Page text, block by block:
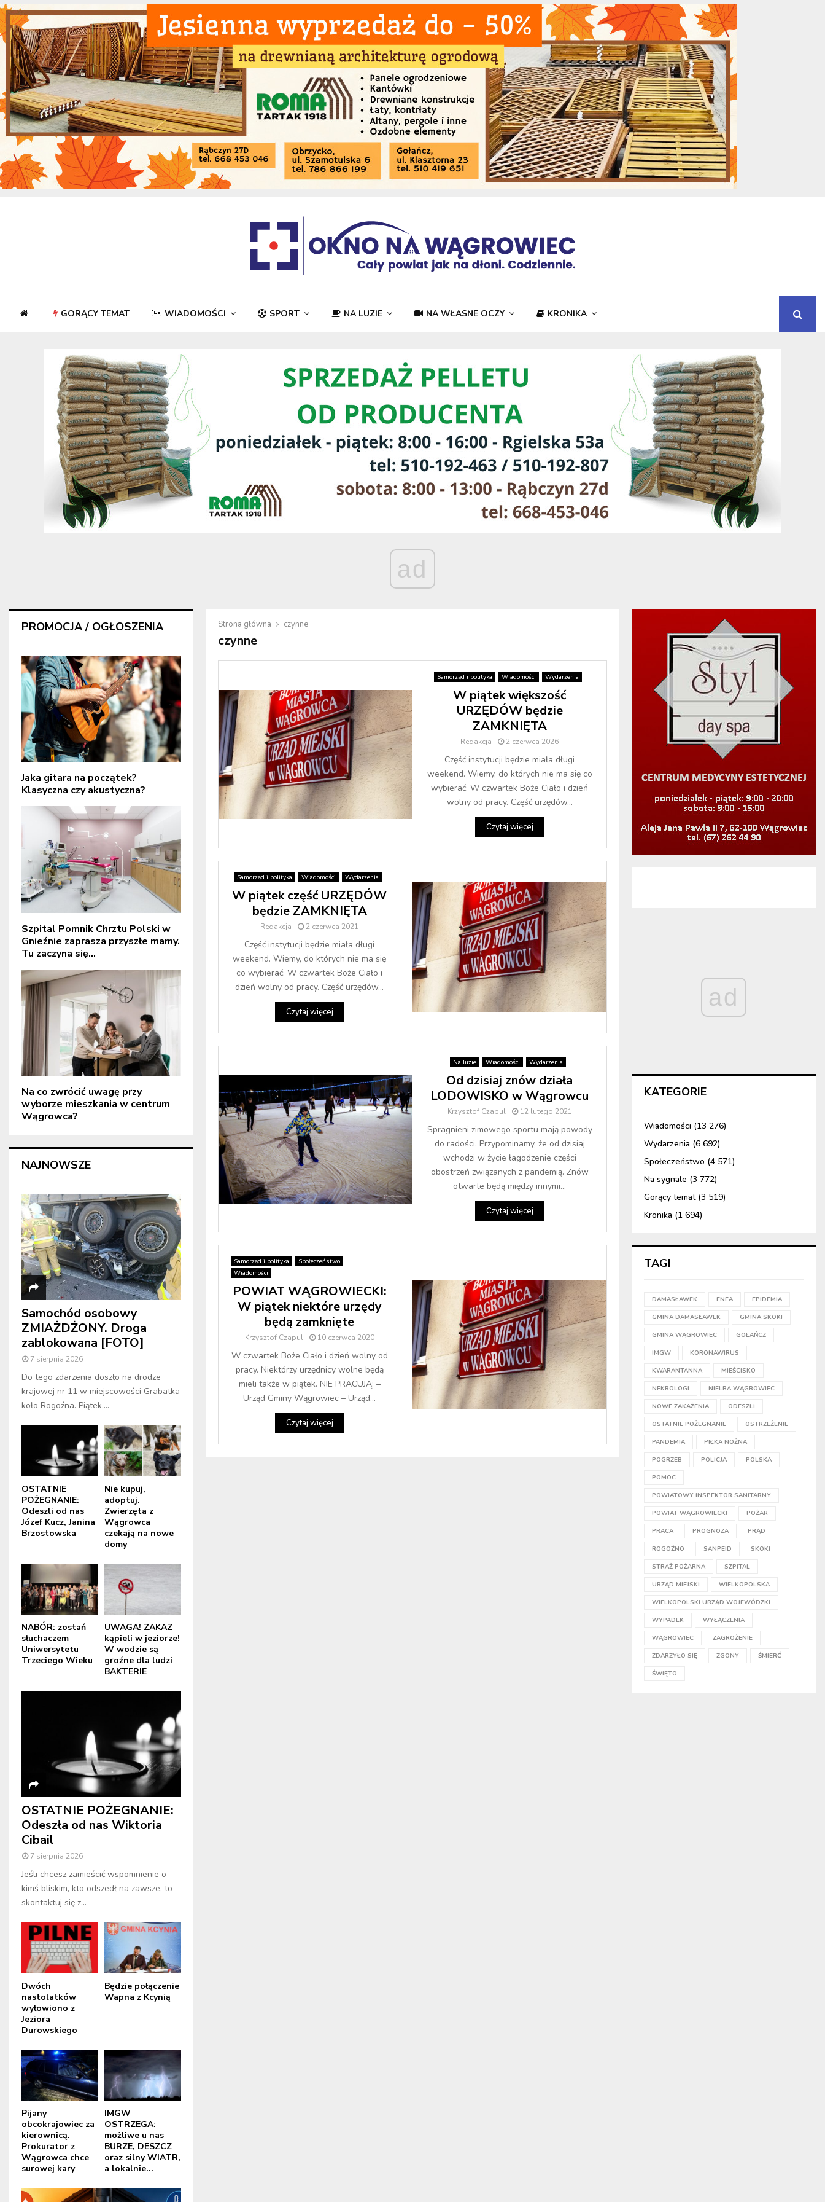
GORĄCY TEMAT WIADOMOŚCI SPORT NA LUZIE NA WŁASNE OCZY KRONIKA
ad
Strona główna czynne
czynne
Samorząd i polityka Wiadomości Wydarzenia
W piątek większość
URZĘDÓW będzie
ZAMKNIĘTA
Redakcja 2 czerwca 2026
Część instytucji będzie miała długi
weekend. Wiemy, do których nie ma się co
wybierać. W czwartek Boże Ciało i dzień
wolny od pracy. Część urzędów...
Czytaj więcej
Samorząd i polityka Wiadomości Wydarzenia
W piątek część URZĘDÓW
będzie ZAMKNIĘTA
Redakcja 2 czerwca 2021
Część instytucji będzie miała długi
weekend. Wiemy, do których nie ma się
co wybierać. W czwartek Boże Ciało i
dzień wolny od pracy. Część urzędów...
Czytaj więcej
Na luzie Wiadomości Wydarzenia
Od dzisiaj znów działa
LODOWISKO w Wągrowcu
Krzysztof Czapul 12 lutego 2021
Spragnieni zimowego sportu mają powody
do radości. Przypominamy, że od dzisiaj
wchodzi w życie łagodzenie części
obostrzeń związanych z pandemią. Znów
otwarte będą między innymi...
Czytaj więcej
Samorząd i polityka
Społeczeństwo
Wiadomości
POWIAT WĄGROWIECKI:
W piątek niektóre urzędy
będą zamknięte
Krzysztof Czapul 10 czerwca 2020
W czwartek Boże Ciało i dzień wolny od
pracy. Niektórzy urzędnicy wolne będą
mieli także w piątek. NIE PRACUJĄ: –
Urząd Gminy Wągrowiec – Urząd...
Czytaj więcej
PROMOCJA / OGŁOSZENIA
Jaka gitara na początek?
Klasyczna czy akustyczna?
Szpital Pomnik Chrztu Polski w
Gnieźnie zaprasza przyszłe mamy.
Tu zaczyna się...
Na co zwrócić uwagę przy
wyborze mieszkania w centrum
Wągrowca?
NAJNOWSZE
Samochód osobowy
ZMIAŻDŻONY. Droga
zablokowana [FOTO]
7 sierpnia 2026
Do tego zdarzenia doszło na drodze
krajowej nr 11 w miejscowości Grabatka
koło Rogoźna. Piątek,...
OSTATNIE
POŻEGNANIE:
Odeszli od nas
Józef Kucz, Janina
Brzostowska
Nie kupuj,
adoptuj.
Zwierzęta z
Wągrowca
czekają na nowe
domy
NABÓR: zostań
słuchaczem
Uniwersytetu
Trzeciego Wieku
UWAGA! ZAKAZ
kąpieli w jeziorze!
W wodzie są
groźne dla ludzi
BAKTERIE
OSTATNIE POŻEGNANIE:
Odeszła od nas Wiktoria
Cibail
7 sierpnia 2026
Jeśli chcesz zamieścić wspomnienie o
kimś bliskim, kto odszedł na zawsze, to
skontaktuj się z...
Dwóch
nastolatków
wyłowiono z
Jeziora
Durowskiego
Będzie połączenie
Wapna z Kcynią
Pijany
obcokrajowiec za
kierownicą.
Prokurator z
Wągrowca chce
surowej kary
IMGW
OSTRZEGA:
możliwe u nas
BURZE, DESZCZ
oraz silny WIATR,
a lokalnie...
ad
KATEGORIE
Wiadomości (13 276)
Wydarzenia (6 692)
Społeczeństwo (4 571)
Na sygnale (3 772)
Gorący temat(3 519)
Kronika (1 694)
TAGI
DAMASŁAWEK ENEA EPIDEMIA
GMINA DAMASŁAWEK GMINA SKOKI
GMINA WĄGROWIEC GOŁAŃCZ
IMGW KORONAWIRUS
KWARANTANNA MIEŚCISKO
NEKROLOGI NIELBA WĄGROWIEC
NOWE ZAKAŻENIA ODESZLI
OSTATNIE POŻEGNANIE OSTRZEŻENIE
PANDEMIA PIŁKA NOŻNA
POGRZEB POLICJA POLSKA
POMOC
POWIATOWY INSPEKTOR SANITARNY
POWIAT WĄGROWIECKI POŻAR
PRACA PROGNOZA PRĄD
ROGOŹNO SANPEID SKOKI
STRAŻ POŻARNA SZPITAL
URZĄD MIEJSKI WIELKOPOLSKA
WIELKOPOLSKI URZĄD WOJEWÓDZKI
WYPADEK WYŁĄCZENIA
WĄGROWIEC ZAGROŻENIE
ZDARZYŁO SIĘ ZGONY ŚMIERĆ
ŚWIĘTO